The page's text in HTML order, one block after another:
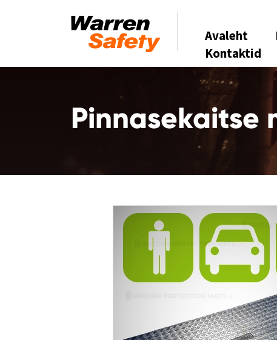
Avaleht
Kontaktid
Pinnasekaitse